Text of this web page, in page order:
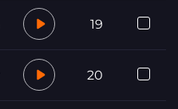
19
20